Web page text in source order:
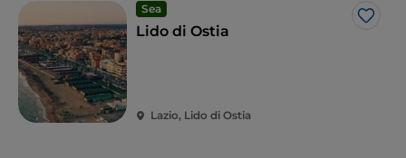
Un poco más pequeña es el
metros cuadrados, que acoge los eventos
regionales del mismo nombre e incluye varios tipos
de instalaciones, adecuadas tanto para los
principiantes como para los patinadores
experimentados.
Sea
Me
Lido di Ostia
Lazio, Lido di Ostia